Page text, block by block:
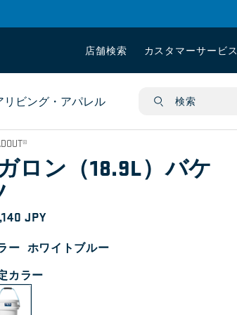
店舗検索 カスタマーサービス
リビング・アパレル 検索
ロン（18.9L）バケ
JPY
ー ホワイトブルー
カラー